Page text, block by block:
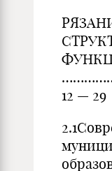
12 — 29